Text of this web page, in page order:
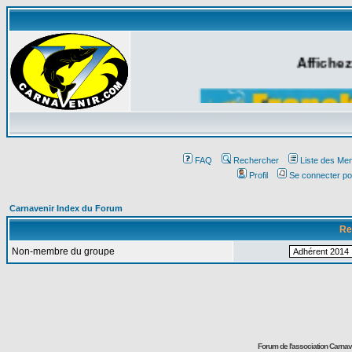
FAQ Rechercher
Liste des
Profil
Se connecter
Carnavenir Index du Forum
Non-membre du groupe
Forum de l'association